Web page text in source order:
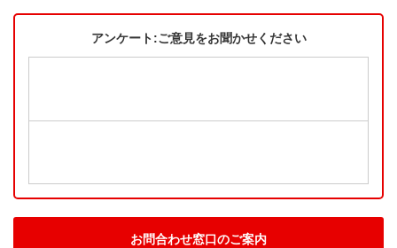
アンケート:ご意見をお聞かせください
お問合わせ窓口のご案内